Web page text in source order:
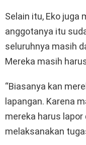
Selain itu, Eko juga
anggotanya itu
seluruhnya masih
Mereka masih
“Biasanya kan
lapangan. Karena
mereka harus
melaksanakan